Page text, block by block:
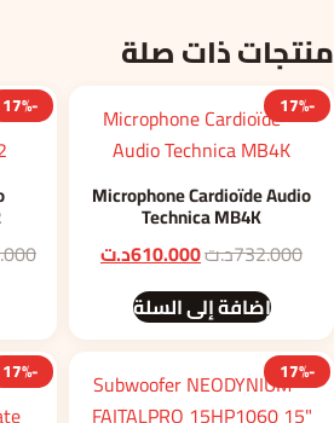
منتجات ذات صلة
-17%
Microphone Cardioïde Audio
Technica MB4K
732.000د.تالسعر
الأصلي
هو:
732.000د.ت.
610.000د.تالسعر
610.000د.ت.
إضافة إلى السلة
-17%
-17%
-17%